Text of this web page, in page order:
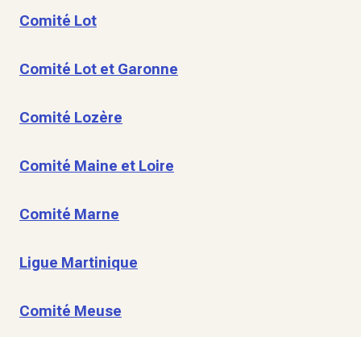
Comité Lot
Comité Lot et Garonne
Comité Lozère
Comité Maine et Loire
Comité Marne
Ligue Martinique
Comité Meuse